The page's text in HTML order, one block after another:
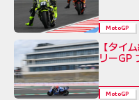
MotoGP
【タイ
リーGP
MotoGP